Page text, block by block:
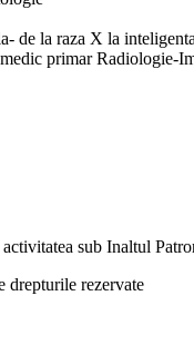
de la raza X la
medic primar Radiologie-
sub Inaltul
drepturile rezervate